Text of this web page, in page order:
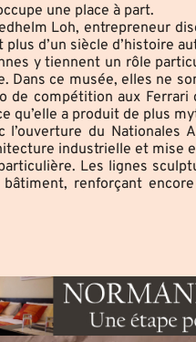
une place à part.
Loh, entrepreneur
d’un siècle d’histoire
y tiennent un rôle
ce musée, elles ne
compétition aux Ferrari
qu’elle a produit de plus
du Nationales
industrielle et mise
Les lignes
renforçant